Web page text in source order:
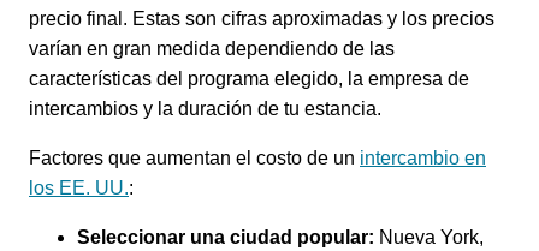
precio final. Estas son cifras aproximadas y los precios
varían en gran medida dependiendo de las
características del programa elegido, la empresa de
intercambios y la duración de tu estancia.
Factores que aumentan el costo de un intercambio en
los EE. UU.:
Seleccionar una ciudad popular: Nueva York,